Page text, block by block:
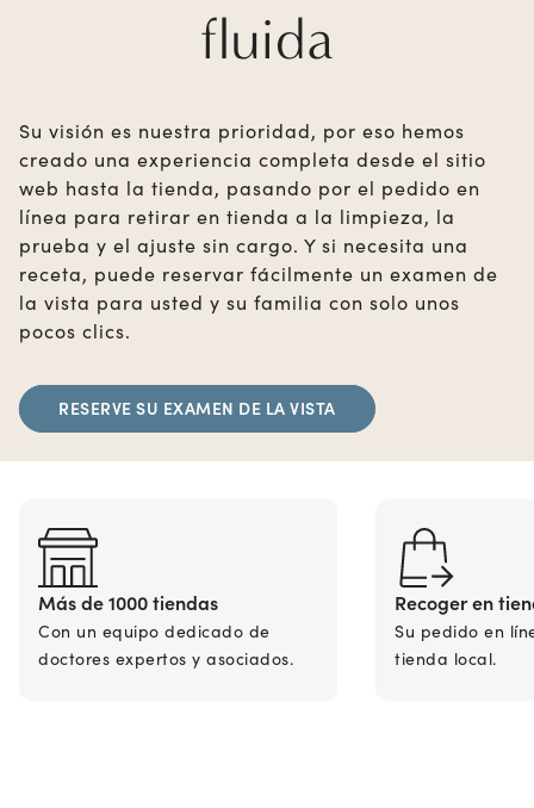
fluida
Su visión es nuestra prioridad, por eso hemos
creado una experiencia completa desde el sitio
web hasta la tienda, pasando por el pedido en
línea para retirar en tienda a la limpieza, la
prueba y el ajuste sin cargo. Y si necesita una
receta, puede reservar fácilmente un examen de
la vista para usted y su familia con solo unos
pocos clics.
RESERVE SU EXAMEN DE LA VISTA
Más de 1000 tiendas
Con un equipo dedicado de
doctores expertos y asociados.
Recoger en
Su pedido en
tienda local.